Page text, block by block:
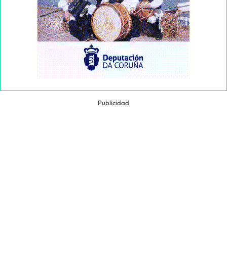
Publicidad